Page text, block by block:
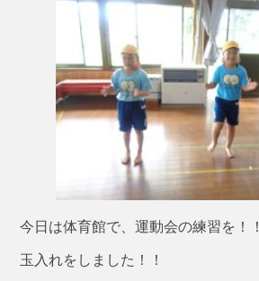
今日は体育館で、運動会の練習を！！
玉入れをしました！！